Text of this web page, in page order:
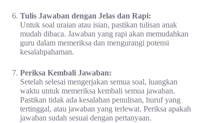
Tulis Jawaban dengan Jelas dan Rapi:
Untuk soal uraian atau isian, pastikan tulisan anak
mudah dibaca. Jawaban yang rapi akan memudahkan
guru dalam memeriksa dan mengurangi potensi
kesalahpahaman.
Periksa Kembali Jawaban:
Setelah selesai mengerjakan semua soal, luangkan
waktu untuk memeriksa kembali semua jawaban.
Pastikan tidak ada kesalahan penulisan, huruf yang
tertinggal, atau jawaban yang terlewat. Periksa apakah
jawaban sudah sesuai dengan pertanyaan.